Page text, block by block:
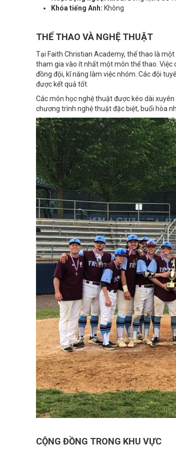
Khóa tiếng Anh: Không
THỂ THAO VÀ NGHỆ THUẬT
Tại Faith Christian Academy, thể thao là
tham gia vào ít nhất một môn thể thao. Việc
đồng đội, kĩ năng làm việc nhóm. Các đội
được kết quả tốt.
Các môn học nghệ thuật được kéo dài
chương trình nghệ thuật đặc biệt, buổi hòa
CỘNG ĐỒNG TRONG KHU VỰC